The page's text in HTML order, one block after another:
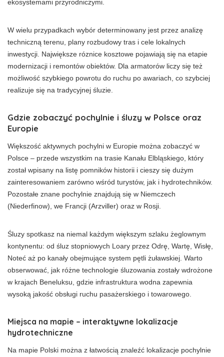
ekosystemami przyrodniczymi.
W wielu przypadkach wybór determinowany jest przez analizę
techniczną terenu, plany rozbudowy tras i cele lokalnych
inwestycji. Największe róznice kosztowe pojawiają się na etapie
modernizacji i remontów obiektów. Dla armatorów liczy się też
możliwość szybkiego powrotu do ruchu po awariach, co szybciej
realizuje się na tradycyjnej śluzie.
Gdzie zobaczyć pochylnie i śluzy w Polsce oraz
Europie
Większość aktywnych pochylni w Europie można zobaczyć w
Polsce – przede wszystkim na trasie Kanału Elbląskiego, który
został wpisany na listę pomników historii i cieszy się dużym
zainteresowaniem zarówno wśród turystów, jak i hydrotechników.
Pozostałe znane pochylnie znajdują się w Niemczech
(Niederfinow), we Francji (Arzviller) oraz w Rosji.
Śluzy spotkasz na niemal każdym większym szlaku żeglownym
kontynentu: od śluz stopniowych Loary przez Odrę, Wartę, Wisłę,
Noteć aż po kanały obejmujące system pętli żuławskiej. Warto
obserwować, jak różne technologie śluzowania zostały wdrożone
w krajach Beneluksu, gdzie infrastruktura wodna zapewnia
wysoką jakość obsługi ruchu pasażerskiego i towarowego.
Miejsca na mapie – interaktywne lokalizacje
hydrotechniczne
Na mapie Polski można z łatwością znaleźć lokalizacje pochylnie